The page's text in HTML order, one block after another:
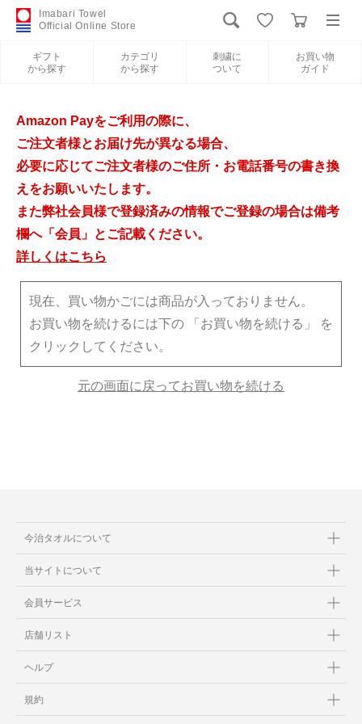
Imabari Towel
Official Online Store
ギフト
から探す
カテゴリ
から探す
刺繍に
ついて
お買い物
ガイド
新規会員登録
ギフトから探す
カテゴリから探す
刺繍について
お買い物ガイド
今治タオルについて
当サイトについて
大量購入・法人向けの購入の方は
Amazon Payをご利用の際に、
ご注文者様とお届け先が異なる場合、
必要に応じてご注文者様のご住所・お電話番号の書き換
えをお願いいたします。
また弊社会員様で登録済みの情報でご登録の場合は備考
欄へ「会員」とご記載ください。
詳しくはこちら
現在、買い物かごには商品が入っておりません。
お買い物を続けるには下の 「お買い物を続ける」 を
クリックしてください。
元の画面に戻ってお買い物を続ける
今治タオルについて
当サイトについて
会員サービス
店舗リスト
ヘルプ
規約